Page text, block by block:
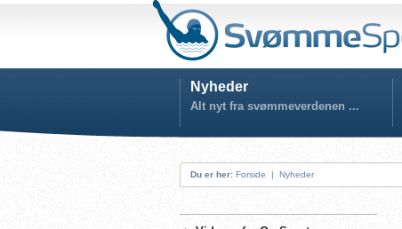
Nyheder
Alt nyt fra svømmeverdenen ...
Du er her: Forside | Nyheder